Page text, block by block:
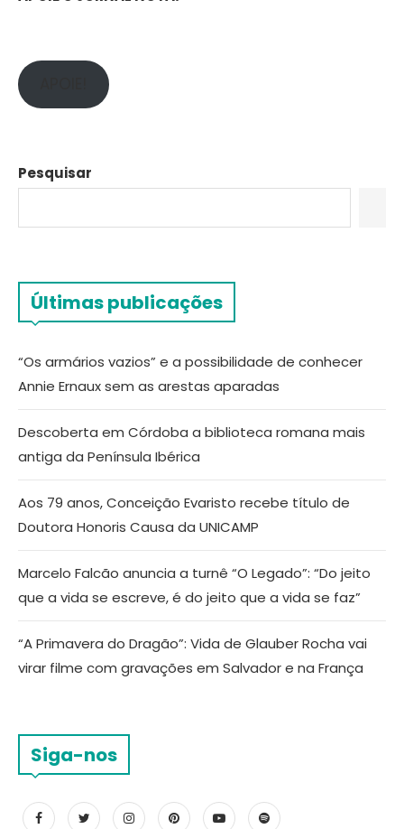
Pesquisar
Últimas publicações
“Os armários vazios” e a possibilidade de conhecer
Annie Ernaux sem as arestas aparadas
Descoberta em Córdoba a biblioteca romana mais
antiga da Península Ibérica
Aos 79 anos, Conceição Evaristo recebe título de
Doutora Honoris Causa da UNICAMP
Marcelo Falcão anuncia a turnê “O Legado”: “Do jeito
que a vida se escreve, é do jeito que a vida se faz”
“A Primavera do Dragão”: Vida de Glauber Rocha vai
virar filme com gravações em Salvador e na França
Siga-nos